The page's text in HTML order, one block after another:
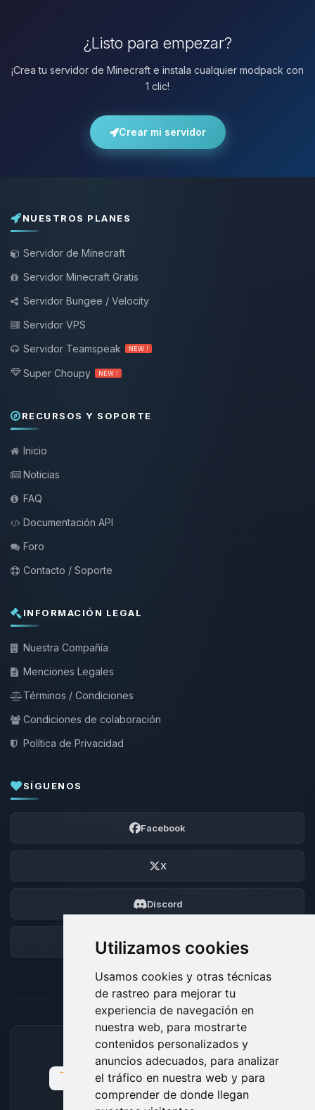
Utilizamos cookies
Usamos cookies y otras técnicas
de rastreo para mejorar tu
experiencia de navegación en
nuestra web, para mostrarte
contenidos personalizados y
anuncios adecuados, para analizar
el tráfico en nuestra web y para
comprender de donde llegan
¿Listo para empezar?
¡Crea tu servidor de Minecraft e instala cualquier modpack con
1 clic!
Crear mi servidor
NUESTROS PLANES
Servidor de Minecraft
Servidor Minecraft Gratis
Servidor Bungee / Velocity
Servidor VPS
Servidor Teamspeak
NEW !
Super Choupy NEW !
RECURSOS Y SOPORTE
Inicio
Noticias
FAQ
Documentación API
Foro
Contacto / Soporte
INFORMACIÓN LEGAL
Nuestra Compañía
Menciones Legales
Términos / Condiciones
Condiciones de colaboración
Política de Privacidad
SÍGUENOS
Facebook
X
Discord
Foro
MÉTODOS DE PAGO ACEPTADOS